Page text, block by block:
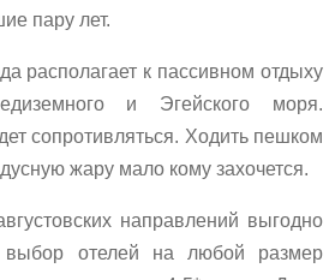
пару лет.
располагает к пассивном отдыху
и Эгейского моря.
сопротивляться. Ходить пешком
жару мало кому захочется.
направлений выгодно
отелей на любой размер